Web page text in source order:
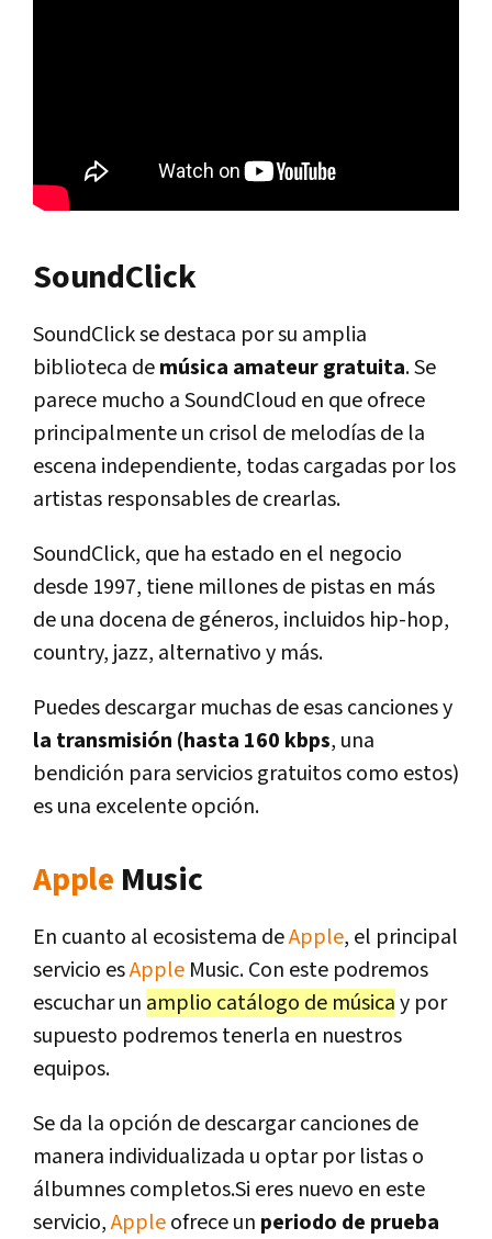
SoundClick
SoundClick se destaca por su amplia
biblioteca demúsica amateur gratuita. Se
parece mucho a SoundCloud en que ofrece
principalmente un crisol de melodías de la
escena independiente, todas cargadas por los
artistas responsables de crearlas.
SoundClick, que ha estado en el negocio
desde 1997, tiene millones de pistas en más
de una docena de géneros, incluidos hip-hop,
country, jazz, alternativo y más.
Puedes descargar muchas de esas canciones y
la transmisión (hasta 160 kbps, una
bendición para servicios gratuitos como estos)
es una excelente opción.
Apple Music
En cuanto al ecosistema deApple, el principal
servicio esApple Music. Con este podremos
escuchar un amplio catálogo de músicay por
supuesto podremos tenerla en nuestros
equipos.
Se da la opción de descargar canciones de
manera individualizada u optar por listas o
álbumnes completos.Si eres nuevo en este
servicio,Appleofrece un periodo de prueba